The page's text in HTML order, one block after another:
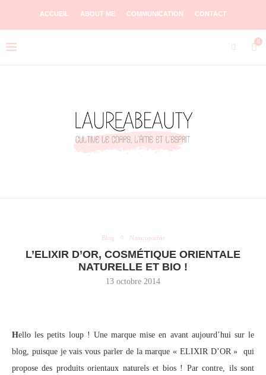
ACCUEIL ABOUT ME COMMUNICATION CONTACT
0
Blog Naturopathie
L’ELIXIR D’OR, COSMÉTIQUE ORIENTALE
NATURELLE ET BIO !
13 octobre 2014
Hello les petits loup ! Une marque mise en avant aujourd’hui sur le
blog, puisque je vais vous parler de la marque « ELIXIR D’OR » qui
propose des produits orientaux naturels et bios ! Par contre, ils sont